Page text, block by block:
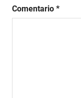
Comentario *